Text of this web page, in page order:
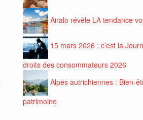
Airalo révèle LA tendance
15 mars 2026 : c’est la
droits des consommateurs 2026
Alpes autrichiennes : Bien-
patrimoine